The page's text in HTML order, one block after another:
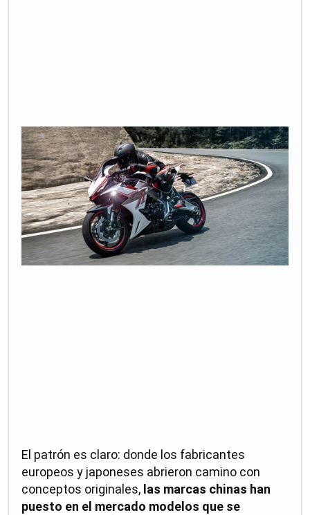
El patrón es claro: donde los fabricantes
europeos y japoneses abrieron camino con
conceptos originales, las marcas chinas han
puesto en el mercado modelos que se